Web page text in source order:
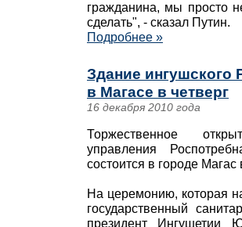
гражданина, мы просто
сделать", - сказал Путин.
Подробнее »
Здание ингушского
в Магасе в четверг
16 декабря 2010 года
Торжественное
управления
состоится в городе Магас
На церемонию, которая
государственный
президент Ингушетии